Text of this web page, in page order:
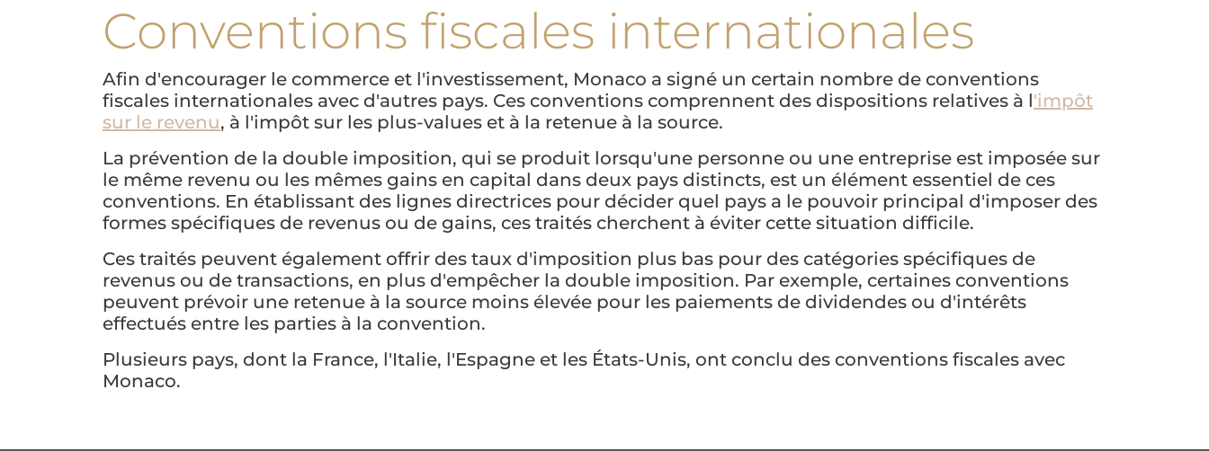
Conventions fiscales internationales
Afin d'encourager le commerce et l'investissement, Monaco a signé un certain nombre de conventions
fiscales internationales avec d'autres pays. Ces conventions comprennent des dispositions relatives à l'impôt
sur le revenu, à l'impôt sur les plus-values et à la retenue à la source.
La prévention de la double imposition, qui se produit lorsqu'une personne ou une entreprise est imposée sur
le même revenu ou les mêmes gains en capital dans deux pays distincts, est un élément essentiel de ces
conventions. En établissant des lignes directrices pour décider quel pays a le pouvoir principal d'imposer des
formes spécifiques de revenus ou de gains, ces traités cherchent à éviter cette situation difficile.
Ces traités peuvent également offrir des taux d'imposition plus bas pour des catégories spécifiques de
revenus ou de transactions, en plus d'empêcher la double imposition. Par exemple, certaines conventions
peuvent prévoir une retenue à la source moins élevée pour les paiements de dividendes ou d'intérêts
effectués entre les parties à la convention.
Plusieurs pays, dont la France, l'Italie, l'Espagne et les États-Unis, ont conclu des conventions fiscales avec
Monaco.